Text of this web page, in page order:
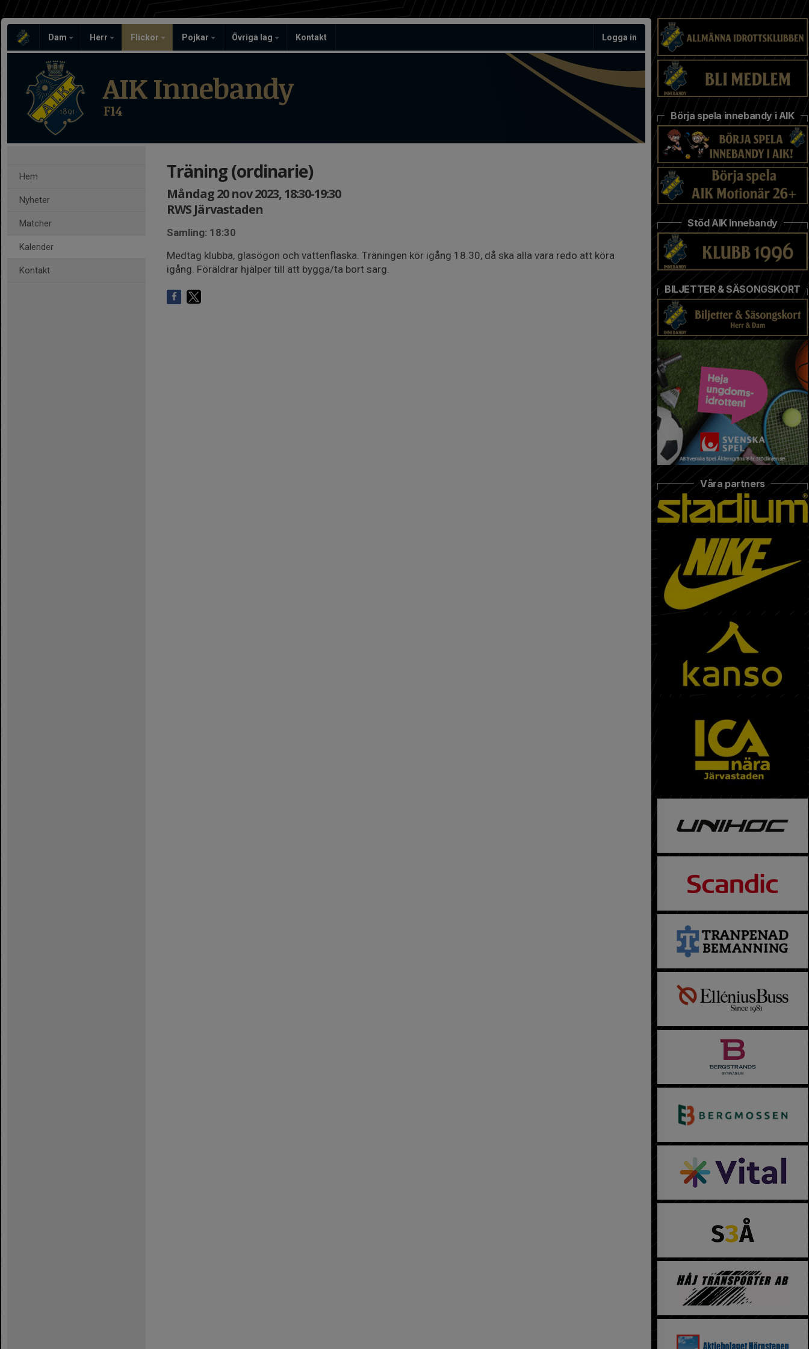
Dam Herr Flickor Pojkar Övriga lag Kontakt Logga in
AIK Innebandy
F14
Hem
Nyheter
Matcher
Kalender
Kontakt
Träning (ordinarie)
Måndag 20 nov 2023, 18:30-19:30
RWS Järvastaden
Samling: 18:30
Medtag klubba, glasögon och vattenflaska. Träningen kör igång 18.30, då ska alla vara redo att köra
igång. Föräldrar hjälper till att bygga/ta bort sarg.
Börja spela innebandy i AIK
Stöd AIK Innebandy
BILJETTER & SÄSONGSKORT
Våra partners